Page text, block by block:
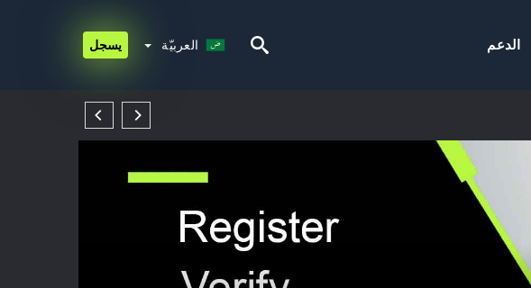
الدعم العربيّة يسجل